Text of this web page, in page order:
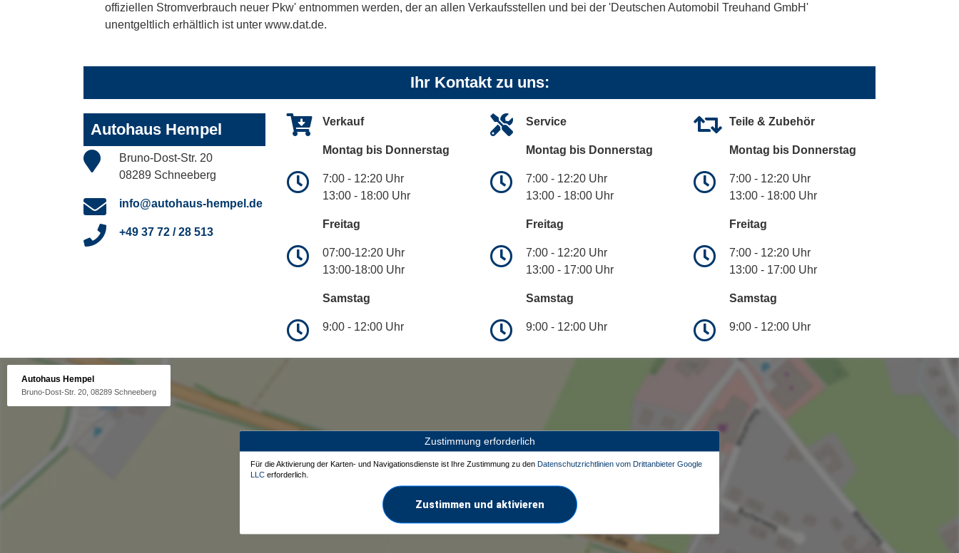
offiziellen Stromverbrauch neuer Pkw' entnommen werden, der an allen Verkaufsstellen und bei der 'Deutschen Automobil Treuhand GmbH'
unentgeltlich erhältlich ist unter www.dat.de.
Ihr Kontakt zu uns:
Autohaus Hempel
Bruno-Dost-Str. 20
08289 Schneeberg
info@autohaus-hempel.de
+49 37 72 / 28 513
Verkauf
Montag bis Donnerstag
7:00 - 12:20 Uhr
13:00 - 18:00 Uhr
Freitag
07:00-12:20 Uhr
13:00-18:00 Uhr
Samstag
9:00 - 12:00 Uhr
Service
Montag bis Donnerstag
7:00 - 12:20 Uhr
13:00 - 18:00 Uhr
Freitag
7:00 - 12:20 Uhr
13:00 - 17:00 Uhr
Samstag
9:00 - 12:00 Uhr
Teile & Zubehör
Montag bis Donnerstag
7:00 - 12:20 Uhr
13:00 - 18:00 Uhr
Freitag
7:00 - 12:20 Uhr
13:00 - 17:00 Uhr
Samstag
9:00 - 12:00 Uhr
Autohaus Hempel
Bruno-Dost-Str. 20, 08289 Schneeberg
Zustimmung erforderlich
Für die Aktivierung der Karten- und Navigationsdienste ist Ihre Zustimmung zu den Datenschutzrichtlinien vom Drittanbieter Google
LLC erforderlich.
Zustimmen und aktivieren